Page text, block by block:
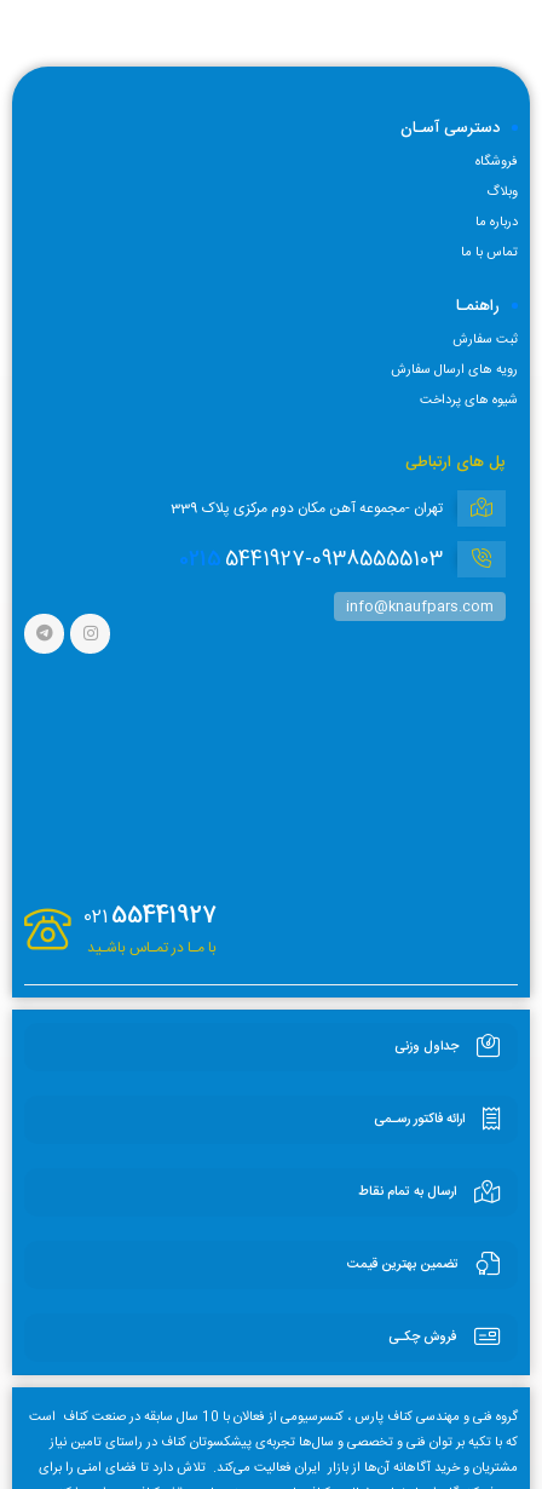
دسترسی آسـان
فروشگاه
وبلاگ
درباره ما
تماس با ما
راهنمـا
ثبت سفارش
رویه های ارسال سفارش
شیوه های پرداخت
پل های ارتباطی
تهران -مجموعه آهن مکان دوم مرکزی پلاک 339
02155441927-09385555103
info@knaufpars.com
55441927
021
با مـا در تمـاس باشـید
جداول وزنی
ارائه فاکتور رسـمی
ارسال به تمام نقاط
تضمین بهترین قیمت
فروش چکـی
گروه فنی و مهندسی کناف پارس ، کنسرسیومی از فعالان با 10 سال سابقه در صنعت کناف است
که با تکیه بر توان فنی و تخصصی و سال‌ها تجربه‌ی پیشکسوتان کناف در راستای تامین نیاز
مشتریان و خرید آگاهانه آن‌ها از بازار ایران فعالیت می‌کند. تلاش دارد تا فضای امنی را برای